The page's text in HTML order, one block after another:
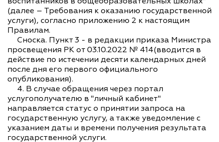
(далее – Требования к оказанию государственной
услуги), согласно приложению 2 к настоящим
Правилам.
Сноска. Пункт 3 - в редакции приказа Министра
просвещения РК от 03.10.2022 № 414(вводится в
действие по истечении десяти календарных дней
после дня его первого официального
опубликования).
4. В случае обращения через портал
услугополучателю в "личный кабинет"
направляется статус о принятии запроса на
государственную услугу, а также уведомление с
указанием даты и времени получения результата
государственной услуги.